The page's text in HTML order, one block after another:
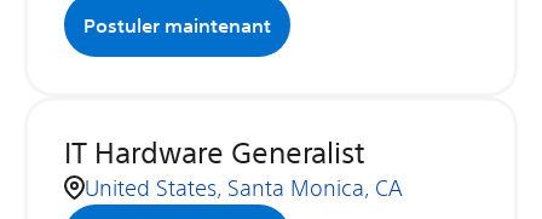
Postuler maintenant
IT Hardware Generalist
United States, Santa Monica, CA